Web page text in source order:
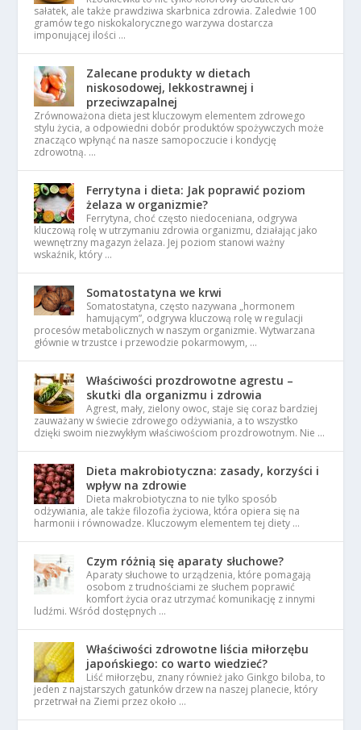
sałatek, ale także prawdziwa skarbnica zdrowia. Zaledwie 100
gramów tego niskokalorycznego warzywa dostarcza
imponującej ilości …
Zalecane produkty w dietach
niskosodowej, lekkostrawnej i
przeciwzapalnej
Zrównoważona dieta jest kluczowym elementem zdrowego
stylu życia, a odpowiedni dobór produktów spożywczych może
znacząco wpłynąć na nasze samopoczucie i kondycję
zdrowotną. …
Ferrytyna i dieta: Jak poprawić poziom
żelaza w organizmie?
Ferrytyna, choć często niedoceniana, odgrywa
kluczową rolę w utrzymaniu zdrowia organizmu, działając jako
wewnętrzny magazyn żelaza. Jej poziom stanowi ważny
wskaźnik, który …
Somatostatyna we krwi
Somatostatyna, często nazywana „hormonem
hamującym”, odgrywa kluczową rolę w regulacji
procesów metabolicznych w naszym organizmie. Wytwarzana
głównie w trzustce i przewodzie pokarmowym, …
Właściwości prozdrowotne agrestu –
skutki dla organizmu i zdrowia
Agrest, mały, zielony owoc, staje się coraz bardziej
zauważany w świecie zdrowego odżywiania, a to wszystko
dzięki swoim niezwykłym właściwościom prozdrowotnym. Nie …
Dieta makrobiotyczna: zasady, korzyści i
wpływ na zdrowie
Dieta makrobiotyczna to nie tylko sposób
odżywiania, ale także filozofia życiowa, która opiera się na
harmonii i równowadze. Kluczowym elementem tej diety …
Czym różnią się aparaty słuchowe?
Aparaty słuchowe to urządzenia, które pomagają
osobom z trudnościami ze słuchem poprawić
komfort życia oraz utrzymać komunikację z innymi
ludźmi. Wśród dostępnych …
Właściwości zdrowotne liścia miłorzębu
japońskiego: co warto wiedzieć?
Liść miłorzębu, znany również jako Ginkgo biloba, to
jeden z najstarszych gatunków drzew na naszej planecie, który
przetrwał na Ziemi przez około …